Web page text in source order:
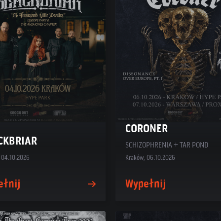
CORONER
SCHIZOPHRENIA + TAR POND
Kraków, 06.10.2026
Wypełnij